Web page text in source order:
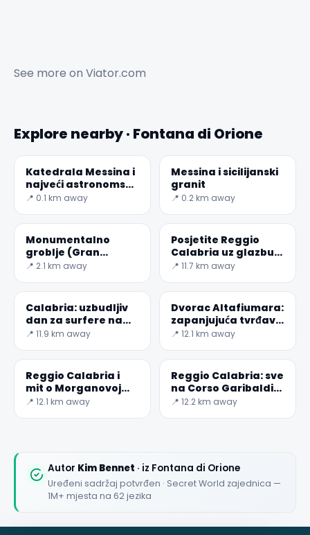
See more on Viator.com
Explore nearby · Fontana di Orione
Katedrala Messina i
najveći astronomski
mehanički sat na
📍 0.1 km away
Messina i sicilijanski
granit
📍 0.2 km away
Monumentalno
groblje (Gran
Camposanto) -
📍 2.1 km away
Posjetite Reggio
Calabria uz glazbu:
MuStruMu
📍 11.7 km away
Calabria: uzbudljiv
dan za surfere na
Plaži Junchi
📍 11.9 km away
Dvorac Altafiumara:
zapanjujuća tvrđava
Bourbona iz 700-ih
📍 12.1 km away
Reggio Calabria i
mit o Morganovoj
vilini
📍 12.1 km away
Reggio Calabria: sve
na Corso Garibaldi
za kupovinu
📍 12.2 km away
Autor Kim Bennet · iz Fontana di Orione
Uređeni sadržaj potvrđen · Secret World zajednica —
1M+ mjesta na 62 jezika